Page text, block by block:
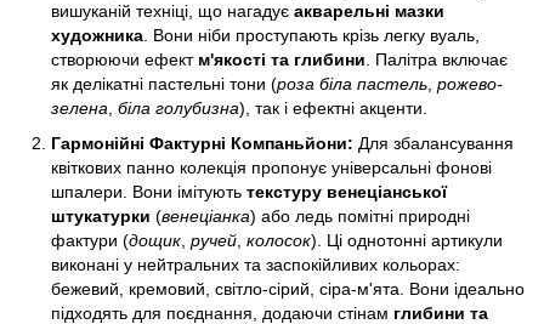
вишуканій техніці, що нагадує акварельні мазки
художника. Вони ніби проступають крізь легку вуаль,
створюючи ефект м'якості та глибини. Палітра включає
як делікатні пастельні тони (роза біла пастель, рожево-
зелена, біла голубизна), так і ефектні акценти.
Гармонійні Фактурні Компаньйони: Для збалансування
квіткових панно колекція пропонує універсальні фонові
шпалери. Вони імітують текстуру венеціанської
штукатурки (венеціанка) або ледь помітні природні
фактури (дощик ручей колосок). Ці однотонні артикули
виконані у нейтральних та заспокійливих кольорах:
бежевий, кремовий, світло-сірий, сіра-м'ята. Вони ідеально
підходять для поєднання, додаючи стінам глибини та